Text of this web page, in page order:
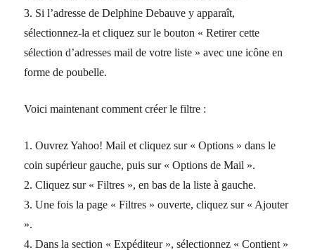
3. Si l’adresse de Delphine Debauve y apparaît,
sélectionnez-la et cliquez sur le bouton « Retirer cette
sélection d’adresses mail de votre liste » avec une icône en
forme de poubelle.
Voici maintenant comment créer le filtre :
1. Ouvrez Yahoo! Mail et cliquez sur « Options » dans le
coin supérieur gauche, puis sur « Options de Mail ».
2. Cliquez sur « Filtres », en bas de la liste à gauche.
3. Une fois la page « Filtres » ouverte, cliquez sur « Ajouter
».
4. Dans la section « Expéditeur », sélectionnez « Contient »